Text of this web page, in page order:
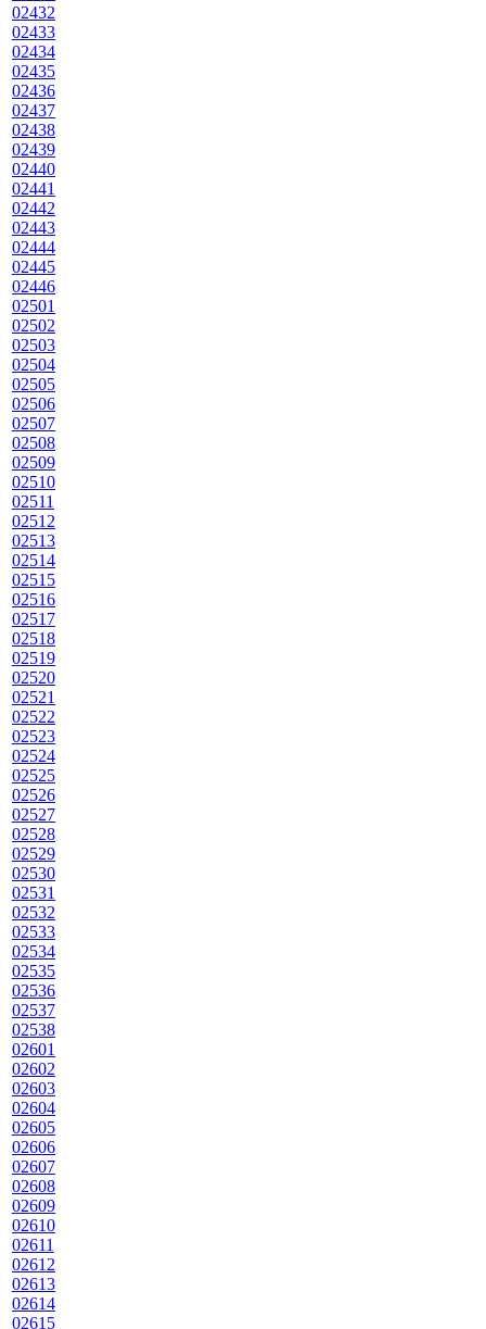
02432
02433
02434
02435
02436
02437
02438
02439
02440
02441
02442
02443
02444
02445
02446
02501
02502
02503
02504
02505
02506
02507
02508
02509
02510
02511
02512
02513
02514
02515
02516
02517
02518
02519
02520
02521
02522
02523
02524
02525
02526
02527
02528
02529
02530
02531
02532
02533
02534
02535
02536
02537
02538
02601
02602
02603
02604
02605
02606
02607
02608
02609
02610
02611
02612
02613
02614
02615